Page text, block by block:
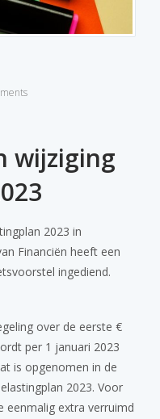
wijziging
2023 in
Financiën heeft een
ingediend.
over de eerste €
per 1 januari 2023
is opgenomen in de
2023. Voor
eenmalig extra verruimd